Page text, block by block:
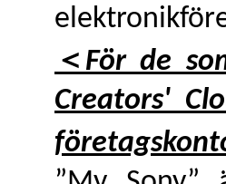
＜ För de
Creators'